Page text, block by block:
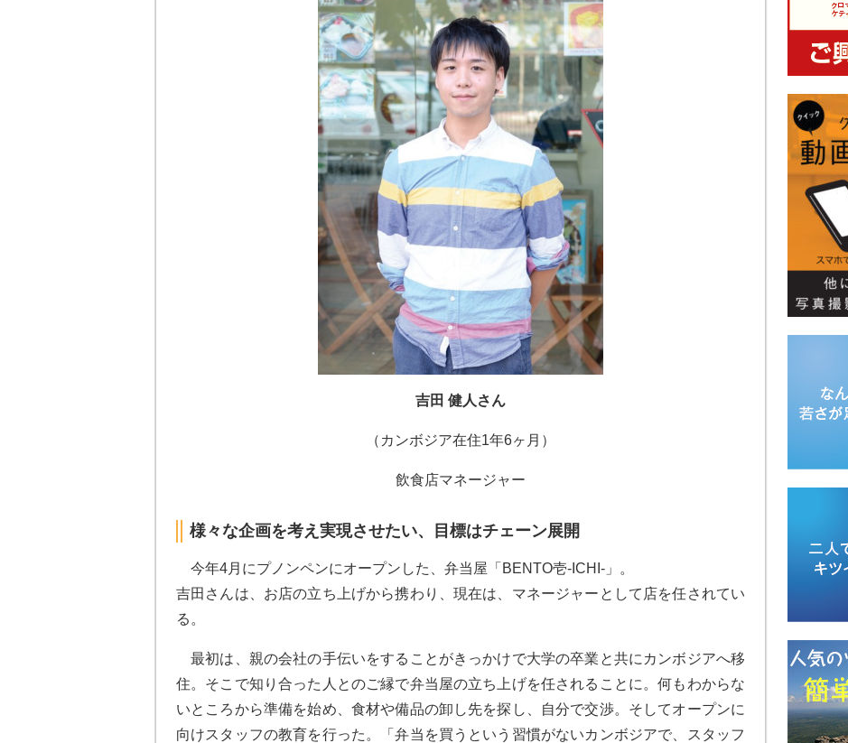
吉田 健人さん
（カンボジア在住1年6ヶ月）
飲食店マネージャー
様々な企画を考え実現させたい、目標はチェーン展開
今年4月にプノンペンにオープンした、弁当屋「BENTO壱-ICHI-」。
吉田さんは、お店の立ち上げから携わり、現在は、マネージャーとして店を任されてい
る。
最初は、親の会社の手伝いをすることがきっかけで大学の卒業と共にカンボジアへ移
住。そこで知り合った人とのご縁で弁当屋の立ち上げを任されることに。何もわからな
いところから準備を始め、食材や備品の卸し先を探し、自分で交渉。そしてオープンに
向けスタッフの教育を行った。「弁当を買うという習慣がないカンボジアで、スタッフ